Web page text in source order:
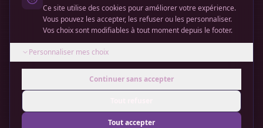
Ce site utilise des cookies pour améliorer votre expérience.
Vous pouvez les accepter, les refuser ou les personnaliser.
Vos choix sont modifiables à tout moment depuis le footer.
Personnaliser mes choix
Continuer sans accepter
Tout accepter